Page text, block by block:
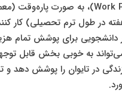
در طول ترم تحصیلی) کار
دانشجویی برای پوشش تمام
به خوبی بخش قابل
در تایوان را پوشش دهد و